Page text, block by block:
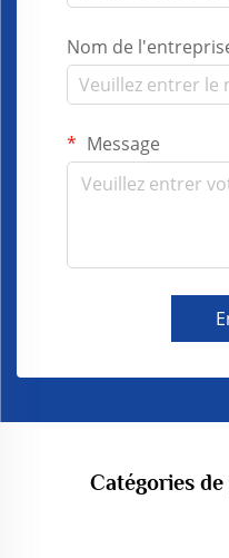
Nom de
Message
Catégories